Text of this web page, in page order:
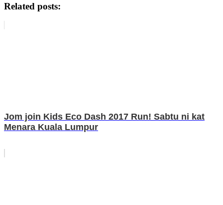
Related posts:
Jom join Kids Eco Dash 2017 Run! Sabtu ni kat
Menara Kuala Lumpur